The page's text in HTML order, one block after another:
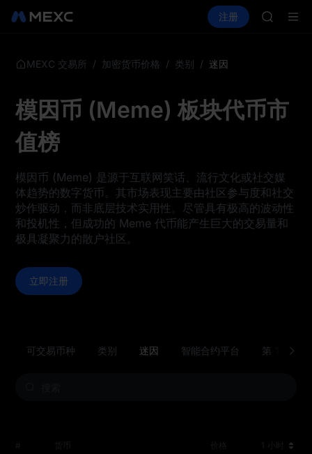
SPCX 理财 活
注册
SKYAI
SPCX
MEXC 交易所 / 加密货币价格 / 类别 / 迷因
模因币 (Meme) 板块代币市
值榜
模因币 (Meme) 是源于互联网笑话、流行文化或社交媒
体趋势的数字货币。其市场表现主要由社区参与度和社交
炒作驱动，而非底层技术实用性。尽管具有极高的波动性
和投机性，但成功的 Meme 代币能产生巨大的交易量和
极具凝聚力的散户社区。
立即注册
可交易币种 类别 迷因 智能合约平台 第 1 层（
# 价格 1 小时